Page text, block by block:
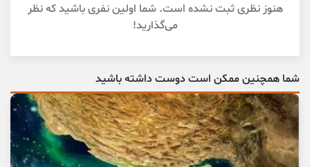
هنوز نظری ثبت نشده است. شما اولین نفری باشید که نظر
می‌گذارید!
شما همچنین ممکن است دوست داشته باشید